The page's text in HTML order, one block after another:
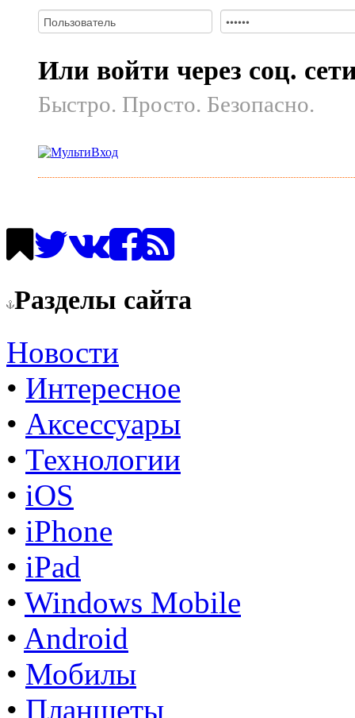
Или войти через соц.
Быстро. Просто. Безопасно.
Разделы сайта
Новости
• Интересное
• Аксессуары
• Технологии
• iOS
• iPhone
• iPad
• Windows Mobile
• Android
• Мобилы
• Планшеты